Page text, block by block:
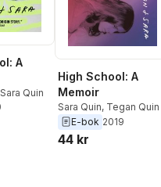
A
Sara Quin
High School: A
Memoir
Sara Quin, Tegan Quin
E-bok 2019
44 kr